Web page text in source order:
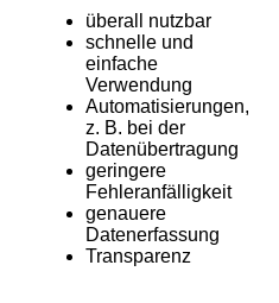
überall nutzbar
schnelle und
einfache
Verwendung
Automatisierungen,
z. B. bei der
Datenübertragung
geringere
Fehleranfälligkeit
genauere
Datenerfassung
Transparenz